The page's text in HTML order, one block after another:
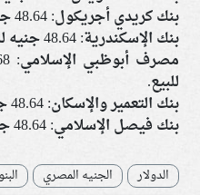
بنك كريدي أجريكول: 48.64 جنيه للشراء، 48.74 جنيه للبيع.
بنك الإسكندرية: 48.64 جنيه للشراء، 48.74 جنيه للبيع.
للبيع.
بنك التعمير والإسكان: 48.64 جنيه للشراء، 48.74 جنيه للبيع.
بنك فيصل الإسلامي: 48.64 جنيه للشراء، 48.74 جنيه للبيع.
الدولار الجنيه المصري